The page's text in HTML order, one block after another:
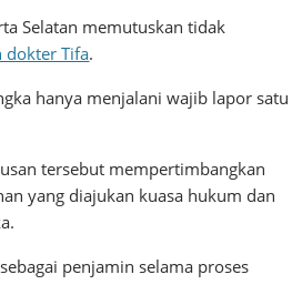
Selatan memutuskan tidak
dokter Tifa.
hanya menjalani wajib lapor satu
tersebut mempertimbangkan
yang diajukan kuasa hukum dan
penjamin selama proses